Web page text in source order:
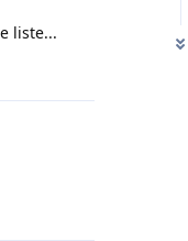
liste...